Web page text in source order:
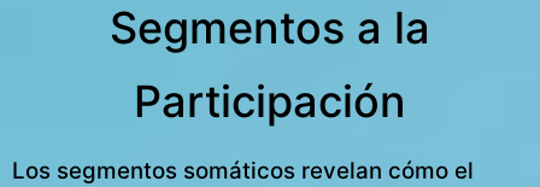
Segmentos a la
Participación
Los segmentos somáticos revelan cómo el